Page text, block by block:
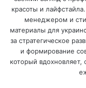
красоты и
менеджером и
материалы для
за стратегическое
и формирование
который вдохновляет,